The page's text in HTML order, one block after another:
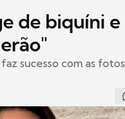
de biquíni
sucesso com as